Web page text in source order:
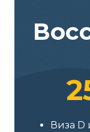
Виза D